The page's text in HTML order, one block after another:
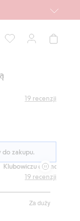
19 recenzji
zakupu.
darmowa
Za duży
19 recenzji